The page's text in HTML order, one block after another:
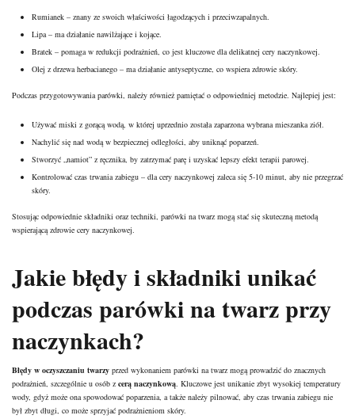
Rumianek – znany ze swoich właściwości łagodzących i przeciwzapalnych.
Lipa – ma działanie nawilżające i kojące.
Bratek – pomaga w redukcji podrażnień, co jest kluczowe dla delikatnej cery naczynkowej.
Olej z drzewa herbacianego – ma działanie antyseptyczne, co wspiera zdrowie skóry.
Podczas przygotowywania parówki, należy również pamiętać o odpowiedniej metodzie. Najlepiej jest:
Używać miski z gorącą wodą, w której uprzednio została zaparzona wybrana mieszanka ziół.
Nachylić się nad wodą w bezpiecznej odległości, aby uniknąć poparzeń.
Stworzyć „namiot” z ręcznika, by zatrzymać parę i uzyskać lepszy efekt terapii parowej.
Kontrolować czas trwania zabiegu – dla cery naczynkowej zaleca się 5-10 minut, aby nie przegrzać
skóry.
Stosując odpowiednie składniki oraz techniki, parówki na twarz mogą stać się skuteczną metodą
wspierającą zdrowie cery naczynkowej.
Jakie błędy i składniki unikać
podczas parówki na twarz przy
naczynkach?
Błędy w oczyszczaniu twarzy przed wykonaniem parówki na twarz mogą prowadzić do znacznych
podrażnień, szczególnie u osób z cerą naczynkową . Kluczowe jest unikanie zbyt wysokiej temperatury
wody, gdyż może ona spowodować poparzenia, a także należy pilnować, aby czas trwania zabiegu nie
był zbyt długi, co może sprzyjać podrażnieniom skóry.